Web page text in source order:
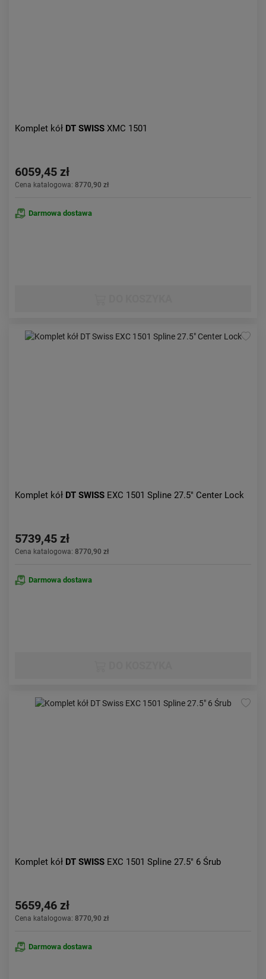
Komplet kół DT SWISS XMC 1501
6059,45 zł
Cena katalogowa: 8770,90 zł
Darmowa dostawa
Komplet kół DT SWISS EXC 1501 Spline 27.5" Center Lock
5739,45 zł
Cena katalogowa: 8770,90 zł
Darmowa dostawa
Komplet kół DT SWISS EXC 1501 Spline 27.5" 6 Śrub
5659,46 zł
Cena katalogowa: 8770,90 zł
Darmowa dostawa